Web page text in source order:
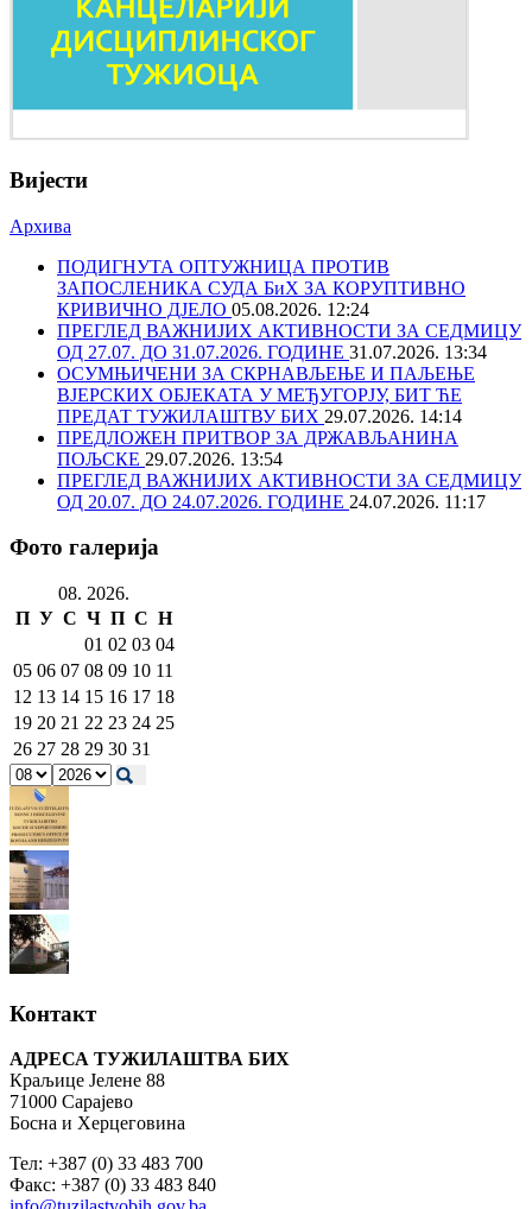
Вијести
Архива
ПОДИГНУТА ОПТУЖНИЦА ПРОТИВ
ЗАПОСЛЕНИКА СУДА БиХ ЗА КОРУПТИВНО
КРИВИЧНО ДЈЕЛО 05.08.2026. 12:24
ПРЕГЛЕД ВАЖНИЈИХ АКТИВНОСТИ ЗА СЕДМИЦУ
ОД 27.07. ДО 31.07.2026. ГОДИНЕ 31.07.2026. 13:34
ОСУМЊИЧЕНИ ЗА СКРНАВЉЕЊЕ И ПАЉЕЊЕ
ВЈЕРСКИХ ОБЈЕКАТА У МЕЂУГОРЈУ, БИТ ЋЕ
ПРЕДАТ ТУЖИЛАШТВУ БИХ 29.07.2026. 14:14
ПРЕДЛОЖЕН ПРИТВОР ЗА ДРЖАВЉАНИНА
ПОЉСКЕ 29.07.2026. 13:54
ПРЕГЛЕД ВАЖНИЈИХ АКТИВНОСТИ ЗА СЕДМИЦУ
ОД 20.07. ДО 24.07.2026. ГОДИНЕ 24.07.2026. 11:17
Фото галерија
08. 2026.
П У С Ч П С Н
01 02 03 04
05 06 07 08 09 10 11
12 13 14 15 16 17 18
19 20 21 22 23 24 25
26 27 28 29 30 31
Контакт
АДРЕСА ТУЖИЛАШТВА БИХ
Краљице Јелене 88
71000 Сарајево
Босна и Херцеговина
Тел: +387 (0) 33 483 700
Факс: +387 (0) 33 483 840